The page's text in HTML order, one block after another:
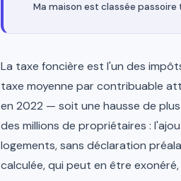
Ma maison est classée
La taxe foncière est l'un des
taxe moyenne par contribuable
en 2022 — soit une hausse de
des millions de propriétaires :
logements, sans déclaration
calculée, qui peut en être